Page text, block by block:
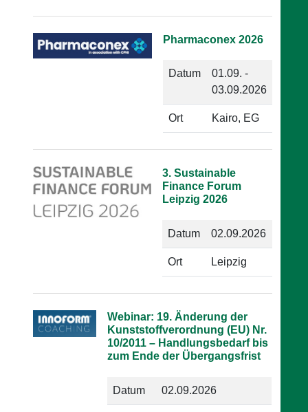
Pharmaconex 2026
Datum
01.09. -
03.09.2026
Ort Kairo, EG
3. Sustainable
Finance Forum
Leipzig 2026
Datum 02.09.2026
Ort Leipzig
Webinar: 19. Änderung der
Kunststoffverordnung (EU) Nr.
10/2011 – Handlungsbedarf bis
zum Ende der Übergangsfrist
Datum 02.09.2026